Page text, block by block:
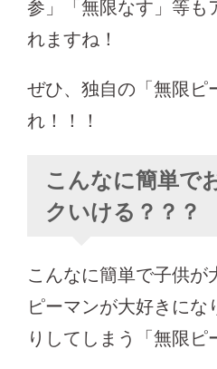
参」「無限なす」等も
れますね！
ぜひ、独自の「無限ピ
れ！！！
こんなに簡単で
クいける？？？
こんなに簡単で子供が
ピーマンが大好きにな
りしてしまう「無限ピ